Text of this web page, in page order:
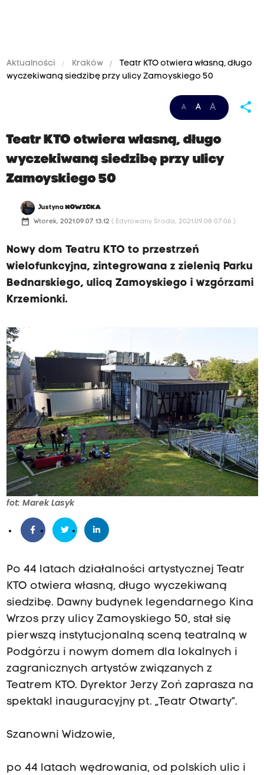
Aktualności Kraków
Teatr KTO otwiera własną, długo
wyczekiwaną siedzibę przy ulicy Zamoyskiego 50
A A A share
Teatr KTO otwiera własną, długo
wyczekiwaną siedzibę przy ulicy
Zamoyskiego 50
Justyna NOWICKA
date_range Wtorek, 2021.09.07 13:12 ( Edytowany Środa, 2021.09.08 07:06 )
Nowy dom Teatru KTO to przestrzeń
wielofunkcyjna, zintegrowana z zielenią Parku
Bednarskiego, ulicą Zamoyskiego i wzgórzami
Krzemionki.
fot: Marek Lasyk
Po 44 latach działalności artystycznej Teatr
KTO otwiera własną, długo wyczekiwaną
siedzibę. Dawny budynek legendarnego Kina
Wrzos przy ulicy Zamoyskiego 50, stał się
pierwszą instytucjonalną sceną teatralną w
Podgórzu i nowym domem dla lokalnych i
zagranicznych artystów związanych z
Teatrem KTO. Dyrektor Jerzy Zoń zaprasza na
spektakl inauguracyjny pt. „Teatr Otwarty”.
Szanowni Widzowie,
po 44 latach wędrowania, od polskich ulic i